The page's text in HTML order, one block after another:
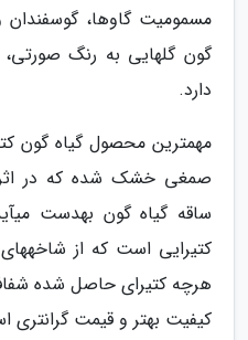
مسمومیت گاوها، گوسفندان
گون گلهایی به رنگ
دارد.
مهمترین محصول گیاه گون
صمغی خشک شده که در
ساقه گیاه گون بهدست
کتیرایی است که از
هرچه کتیرای حاصل شده
کیفیت بهتر و قیمت گرانتری